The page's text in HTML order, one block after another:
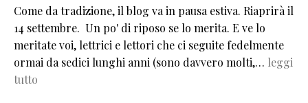
Come da tradizione, il blog va in pausa estiva. Riaprirà il
14 settembre. Un po' di riposo se lo merita. E ve lo
meritate voi, lettrici e lettori che ci seguite fedelmente
ormai da sedici lunghi anni (sono davvero molti,… leggi
tutto